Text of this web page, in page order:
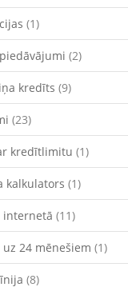
(1)
(2)
kredīts (9)
(23)
kredītlimitu (1)
kalkulators (1)
internetā (11)
24 mēnešiem (1)
(8)